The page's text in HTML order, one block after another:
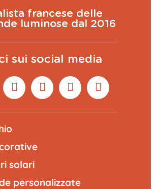
francese delle
luminose dal 2016
sui social media
solari
personalizzate